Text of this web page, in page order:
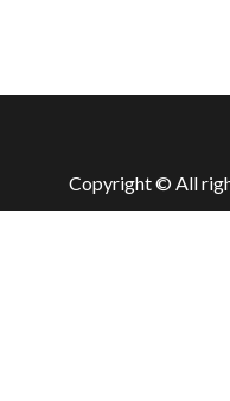
Copyright © All